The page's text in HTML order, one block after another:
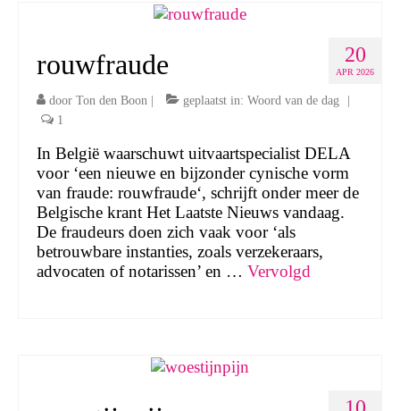
20
APR 2026
rouwfraude
door Ton den Boon geplaatst in: Woord van de dag
1
In België waarschuwt uitvaartspecialist DELA
voor ‘een nieuwe en bijzonder cynische vorm
van fraude: rouwfraude‘, schrijft onder meer de
Belgische krant Het Laatste Nieuws vandaag.
De fraudeurs doen zich vaak voor ‘als
betrouwbare instanties, zoals verzekeraars,
advocaten of notarissen’ en … Vervolgd